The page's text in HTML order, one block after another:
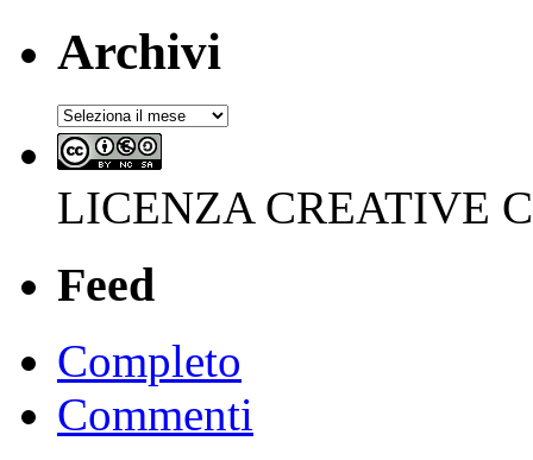
Archivi
Archivi
LICENZA CREATIVE
Feed
Completo
Commenti